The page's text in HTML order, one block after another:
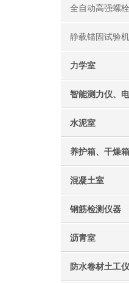
全自动高强螺
静载锚固试验机
力学室
智能测力仪、
水泥室
养护箱、干燥
混凝土室
钢筋检测仪器
沥青室
防水卷材土工